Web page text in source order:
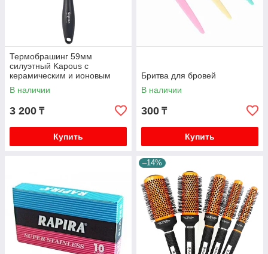
Термобрашинг 59мм
силуэтный Kapous с
керамическим и ионовым
покрытием
В наличии
3 200 ₸
Купить
Бритва для бровей
В наличии
300 ₸
Купить
–14%